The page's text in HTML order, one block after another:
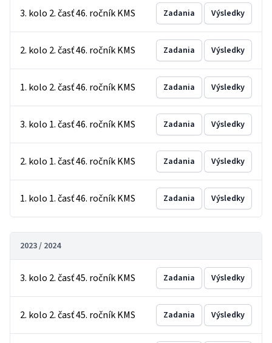
3. kolo 2. časť 46. ročník KMS Zadania Výsledky
2. kolo 2. časť 46. ročník KMS Zadania Výsledky
1. kolo 2. časť 46. ročník KMS Zadania Výsledky
3. kolo 1. časť 46. ročník KMS Zadania Výsledky
2. kolo 1. časť 46. ročník KMS Zadania Výsledky
1. kolo 1. časť 46. ročník KMS Zadania Výsledky
2023 / 2024
3. kolo 2. časť 45. ročník KMS Zadania Výsledky
2. kolo 2. časť 45. ročník KMS Zadania Výsledky